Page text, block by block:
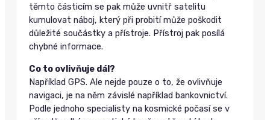
těmto částicím se pak může uvnitř satelitu
kumulovat náboj, který při probití může poškodit
důležité součástky a přístroje. Přístroj pak posílá
chybné informace.
Co to ovlivňuje dál?
Například GPS. Ale nejde pouze o to, že ovlivňuje
navigaci, je na něm závislé například bankovnictví.
Podle jednoho specialisty na kosmické počasí se v